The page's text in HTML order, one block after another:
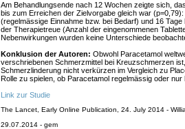
Am Behandlungsende nach 12 Wochen zeigte sich,
bis zum Erreichen der Zielvorgabe gleich war
(regelmässige Einnahme bzw. bei Bedarf) und 16
der Therapietreue (Anzahl der eingenommenen
Nebenwirkungen wurden keine Unterschiede
Konklusion der Autoren: Obwohl Paracetamol
verschriebenen Schmerzmittel bei Kreuzschmerzen
Schmerzlinderung nicht verkürzen im Vergleich zu
Rolle zu spielen, ob Paracetamol regelmässig oder
Link zur Studie
The Lancet, Early Online Publication, 24. July 2014 -
29.07.2014 - gem